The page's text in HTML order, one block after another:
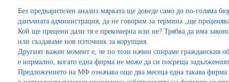
Без предварителен анализ мярката ще доведе само до по-голяма
данъчната администрация, да не говорим за термина „ще
Кой ще прецени дали тя е прекомерна или не? Трябва да има
или създаваме нов източник за корупция.
Другият важен момент е, че по този начин спираме гражданския
е нормално, когато една фирма не може да си посреща
Предложението на МФ означава още два месеца една такава